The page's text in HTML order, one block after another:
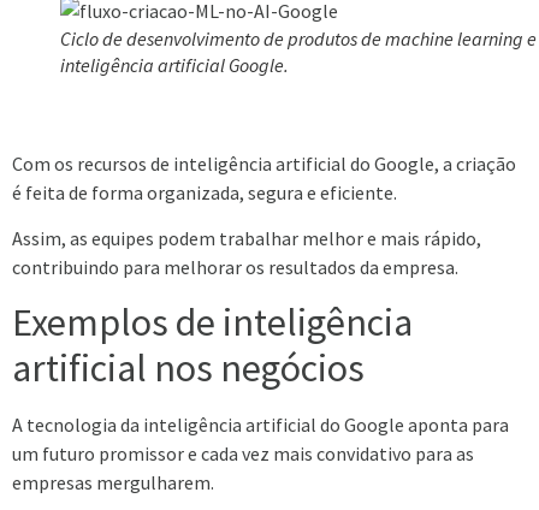
Ciclo de desenvolvimento de produtos de machine learning e
inteligência artificial Google.
Com os recursos de inteligência artificial do Google, a criação
é feita de forma organizada, segura e eficiente.
Assim, as equipes podem trabalhar melhor e mais rápido,
contribuindo para melhorar os resultados da empresa.
Exemplos de inteligência
artificial nos negócios
A tecnologia da inteligência artificial do Google aponta para
um futuro promissor e cada vez mais convidativo para as
empresas mergulharem.